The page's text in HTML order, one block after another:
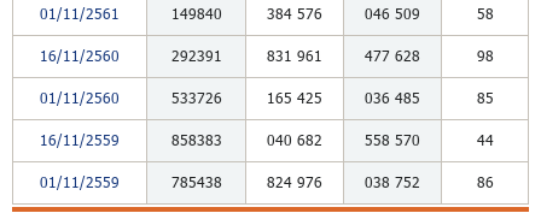
01/11/2561 149840 384 576 046 509 58
16/11/2560 292391 831 961 477 628 98
01/11/2560 533726 165 425 036 485 85
16/11/2559 858383 040 682 558 570 44
01/11/2559 785438 824 976 038 752 86